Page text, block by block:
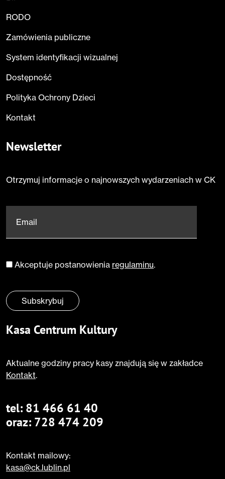
RODO
Zamówienia publiczne
System identyfikacji wizualnej
Dostępność
Polityka Ochrony Dzieci
Kontakt
Newsletter
Otrzymuj informacje o najnowszych wydarzeniach w CK
Email
Zgoda*
Akceptuje postanowienia regulaminu.
Subskrybuj
Kasa Centrum Kultury
Aktualne godziny pracy kasy znajdują się w zakładce
Kontakt.
tel: 81 466 61 40
oraz: 728 474 209
Kontakt mailowy:
kasa@ck.lublin.pl